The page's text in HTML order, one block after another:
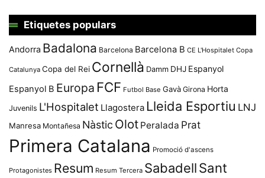
Etiquetes populars
Andorra Badalona Barcelona Barcelona B CE L'Hospitalet Copa
Catalunya Copa del Rei Cornellà Damm DHJ Espanyol
Espanyol B Europa FCF Futbol Base Gavà Girona Horta
Juvenils L'Hospitalet Llagostera Lleida Esportiu LNJ
Manresa Montañesa Nàstic Olot Peralada Prat
Primera Catalana Promoció d'ascens
Protagonistes Resum Resum Tercera SabadellSant